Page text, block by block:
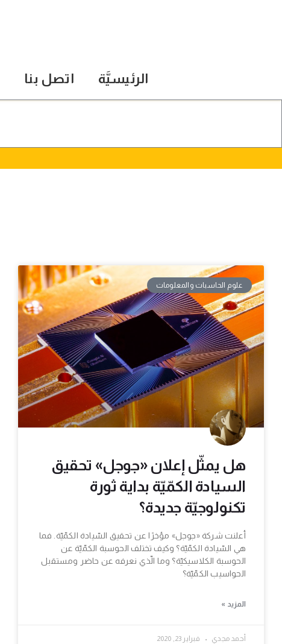
الرئيسيَّة اتصل بنا
علوم الحاسبات والمعلومات
هل يمثّل إعلان «جوجل» تحقيق
السيادة الكمّيّة بداية ثورة
تكنولوجيّة جديدة؟
أعلنت شركة «جوجل» مؤخرًا عن تحقيق السّيادة الكمّيّة. فما
هي السّيادة الكمّيّة؟ وكيف تختلف الحوسبة الكمّيّة عن
الحوسبة الكلاسيكيّة؟ وما الّذي نعرفه عن حاضر ومستقبل
الحواسيب الكمّيّة؟
المزيد »
أحمد مجدي فبراير 23, 2020